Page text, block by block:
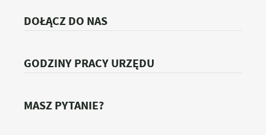
DOŁĄCZ DO NAS
GODZINY PRACY URZĘDU
MASZ PYTANIE?